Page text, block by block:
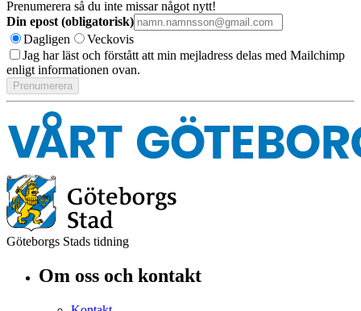
Prenumerera så du inte missar något nytt!
Din epost (obligatorisk)
Dagligen
Veckovis
Jag har läst och förstått att min mejladress delas med Mailchimp
enligt informationen ovan.
Göteborgs Stads tidning
Om oss och kontakt